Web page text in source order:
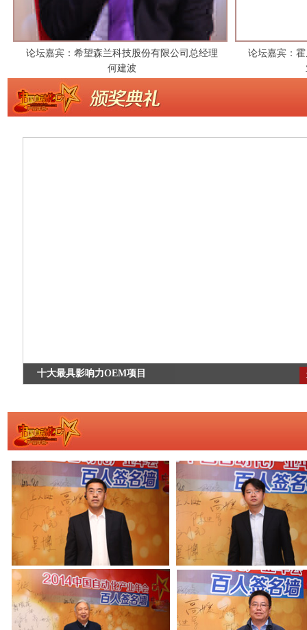
论坛嘉宾：希望森兰科技股份有限公司总经理
何建波
论坛嘉宾：
十大最具影响力OEM项目